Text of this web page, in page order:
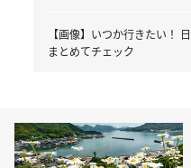
【画像】いつか行きたい！
まとめてチェック